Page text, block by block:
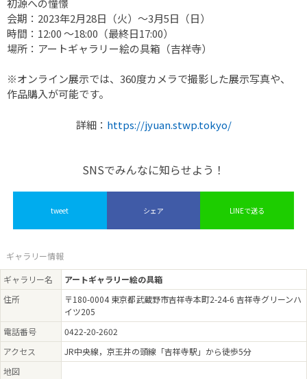
初源への憧憬
会期：2023年2月28日（火）〜3月5日（日）
時間：12:00 〜18:00（最終日17:00）
場所：アートギャラリー絵の具箱（吉祥寺）
※オンライン展示では、360度カメラで撮影した展示写真や、
作品購入が可能です。
詳細： https://jyuan.stwp.tokyo/
SNSでみんなに知らせよう！
tweet シェア LINEで送る
ギャラリー情報
ギャラリー名
アートギャラリー絵の具箱
住所
〒180-0004 東京都武蔵野市吉祥寺本町2-24-6 吉祥寺グリーンハ
イツ205
電話番号
0422-20-2602
アクセス
JR中央線，京王井の頭線「吉祥寺駅」から徒歩5分
地図